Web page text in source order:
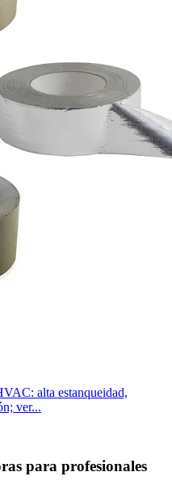
alta estanqueidad,
ver...
para profesionales